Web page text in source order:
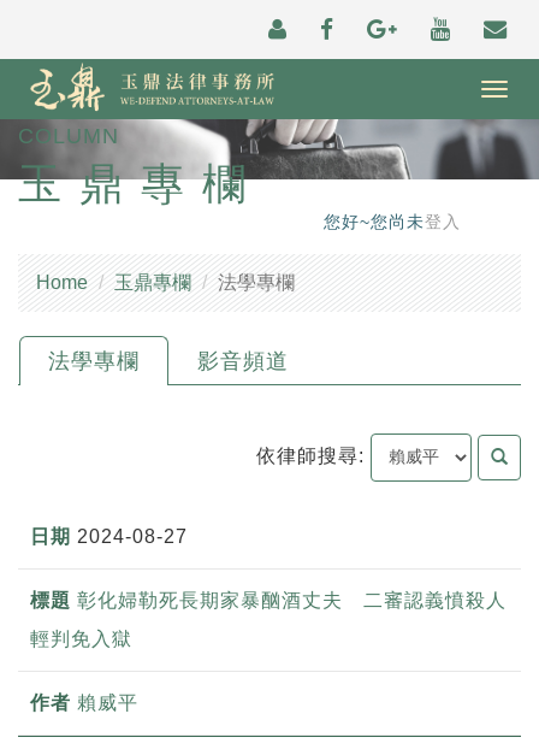
COLUMN
玉鼎專欄
您好~您尚未登入
Home 玉鼎專欄 法學專欄
法學專欄 影音頻道
依律師搜尋:
2024-08-27
彰化婦勒死長期家暴酗酒丈夫 二審認義憤殺人
輕判免入獄
賴威平